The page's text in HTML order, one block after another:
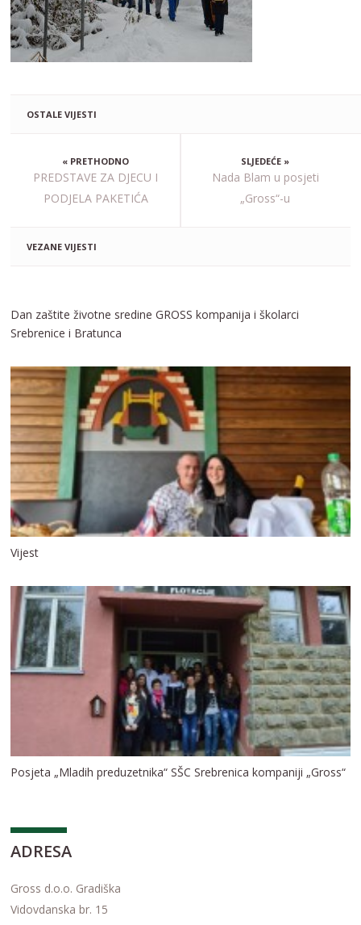
OSTALE VIJESTI
« PRETHODNO
PREDSTAVE ZA DJECU I
PODJELA PAKETIĆA
SLJEDEĆE »
Nada Blam u posjeti
„Gross“-u
VEZANE VIJESTI
Dan zaštite životne sredine GROSS kompanija i školarci
Srebrenice i Bratunca
Vijest
Posjeta „Mladih preduzetnika“ SŠC Srebrenica kompaniji „Gross“
ADRESA
Gross d.o.o. Gradiška
Vidovdanska br. 15